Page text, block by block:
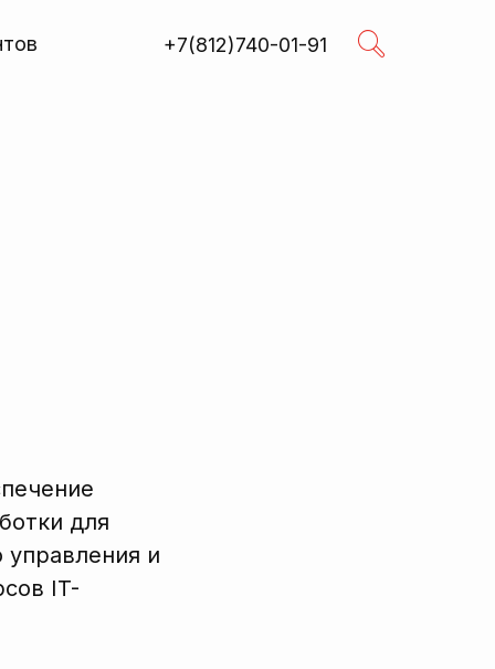
+7(812)740-01-91 Поиск
для
управления и
IT-